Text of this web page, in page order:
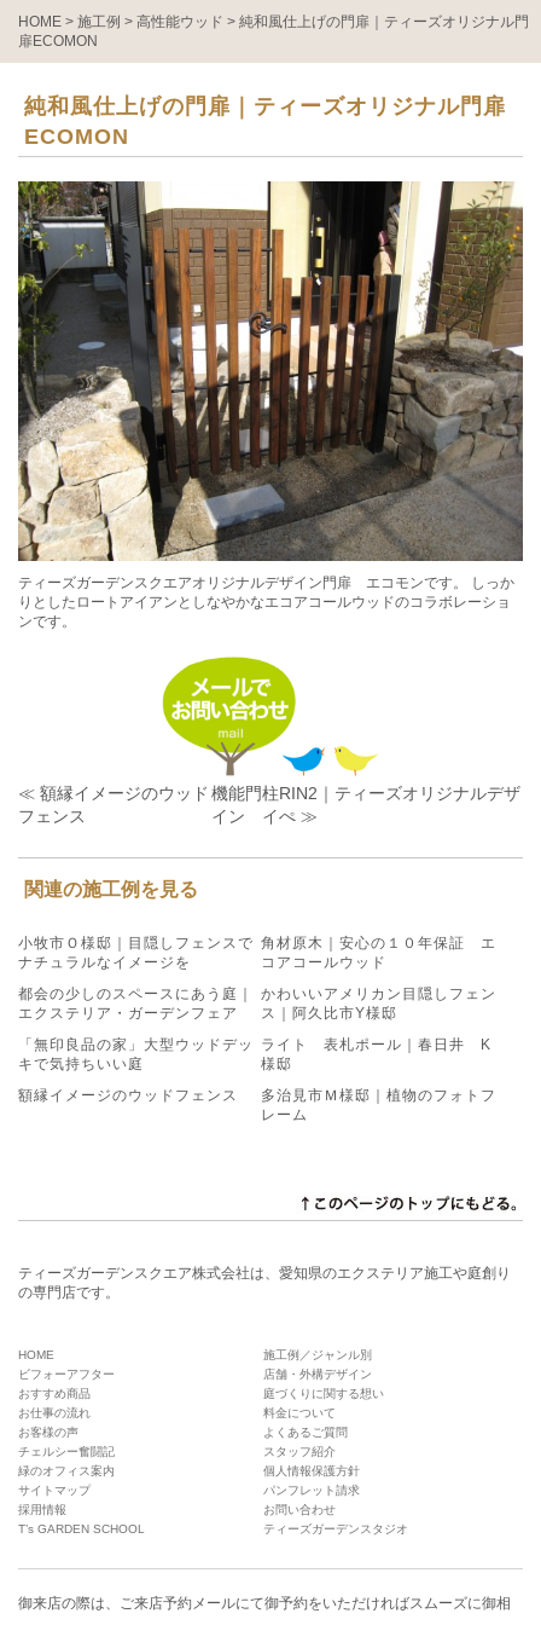
HOME > 施工例 > 高性能ウッド > 純和風仕上げの門扉｜ティーズオリジナル門
扉ECOMON
純和風仕上げの門扉｜ティーズオリジナル門扉
ECOMON
ティーズガーデンスクエアオリジナルデザイン門扉 エコモンです。 しっか
りとしたロートアイアンとしなやかなエコアコールウッドのコラボレーショ
ンです。
≪ 額縁イメージのウッド
フェンス
機能門柱RIN2｜ティーズオリジナルデザ
イン イぺ ≫
関連の施工例を見る
小牧市Ｏ様邸｜目隠しフェンスで
ナチュラルなイメージを
角材原木｜安心の１０年保証 エ
コアコールウッド
都会の少しのスペースにあう庭｜
エクステリア・ガーデンフェア
かわいいアメリカン目隠しフェン
ス｜阿久比市Y様邸
「無印良品の家」大型ウッドデッ
キで気持ちいい庭
ライト 表札ポール｜春日井 K
様邸
額縁イメージのウッドフェンス
多治見市Ｍ様邸｜植物のフォトフ
レーム
ティーズガーデンスクエア株式会社は、愛知県のエクステリア施工や庭創り
の専門店です。
HOME
施工例／ジャンル別
ビフォーアフター
店舗・外構デザイン
おすすめ商品
庭づくりに関する想い
お仕事の流れ
料金について
お客様の声
よくあるご質問
チェルシー奮闘記
スタッフ紹介
緑のオフィス案内
個人情報保護方針
サイトマップ
パンフレット請求
採用情報
お問い合わせ
T’s GARDEN SCHOOL
ティーズガーデンスタジオ
御来店の際は、 ご来店予約メールにて御予約をいただければスムーズに御相